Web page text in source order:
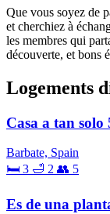
Que vous soyez de
et cherchiez à
les membres qui
découverte, et bons
Logements
Casa a tan solo
Barbate, Spain
🛏 3 🛁 2 👥 5
Es de una